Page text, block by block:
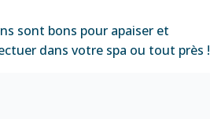
sont bons pour apaiser et
dans votre spa ou tout près !